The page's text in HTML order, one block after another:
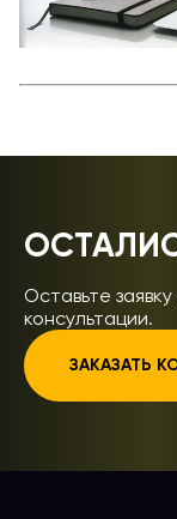
Оставьте
консультации.
ЗАКАЗАТЬ